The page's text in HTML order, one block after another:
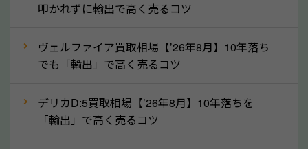
ってきます！
月割りで返還されるものです。ですから、自動車税の
還付金は早めに売却するほど多く還付されます。不要
叩かれずに輸出で高く売るコツ
ヴェルファイア買取相場【’26年8月】10年落ち
でも「輸出」で高く売るコツ
デリカD:5買取相場【’26年8月】10年落ちを
「輸出」で高く売るコツ